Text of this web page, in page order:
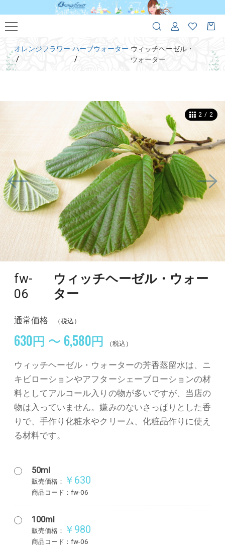
オレンジフラワー ハーブウォーター ウィッチヘーゼル・
ウォーター
1 / 2
fw-
06
ウィッチヘーゼル・ウォー
ター
通常価格 （税込）
630円 ～ 6,580円 （税込）
ウィッチヘーゼル・ウォーターの芳香蒸留水は、ニ
キビローションやアフターシェーブローションの材
料としてアルコール入りの物が多いですが、当店の
物は入っていません。嫌みのないさっぱりとした香
りで、手作り化粧水やクリーム、化粧品作りに使え
る材料です。
50ml
販売価格： ￥630
商品コード：fw-06
100ml
販売価格： ￥980
商品コード：fw-06